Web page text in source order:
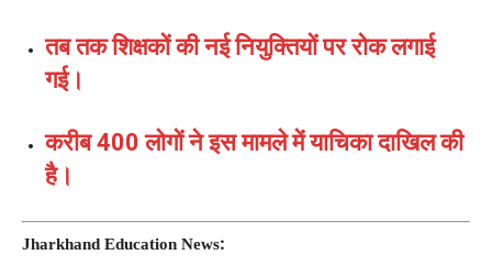
तब तक शिक्षकों की नई नियुक्तियों पर रोक लगाई
गई।
करीब 400 लोगों ने इस मामले में याचिका दाखिल की
है।
Jharkhand Education News: